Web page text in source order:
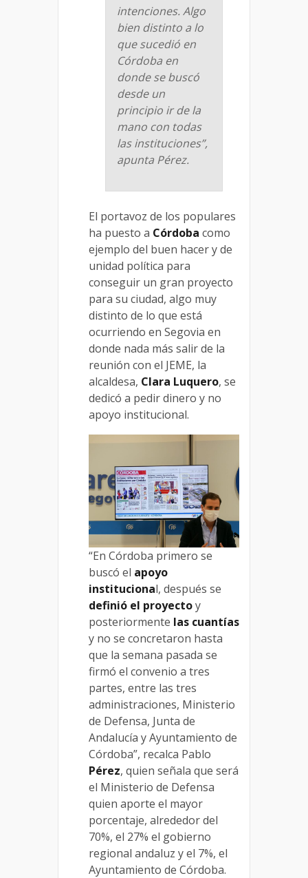
intenciones. Algo
bien distinto a lo
que sucedió en
Córdoba en
donde se buscó
desde un
principio ir de la
mano con todas
las instituciones”,
apunta Pérez.
El portavoz de los populares
ha puesto a Córdoba como
ejemplo del buen hacer y de
unidad política para
conseguir un gran proyecto
para su ciudad, algo muy
distinto de lo que está
ocurriendo en Segovia en
donde nada más salir de la
reunión con el JEME, la
alcaldesa, Clara Luquero, se
dedicó a pedir dinero y no
apoyo institucional.
“En Córdoba primero se
buscó el apoyo
institucional, después se
definió el proyectoy
posteriormente las cuantías
y no se concretaron hasta
que la semana pasada se
firmó el convenio a tres
partes, entre las tres
administraciones, Ministerio
de Defensa, Junta de
Andalucía y Ayuntamiento de
Córdoba”, recalca Pablo
Pérez, quien señala que será
el Ministerio de Defensa
quien aporte el mayor
porcentaje, alrededor del
70%, el 27% el gobierno
regional andaluz y el 7%, el
Ayuntamiento de Córdoba.